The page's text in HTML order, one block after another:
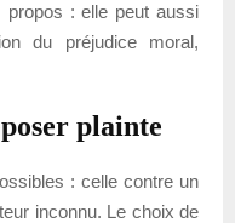
propos : elle peut aussi
du préjudice moral,
plainte
: celle contre un
inconnu. Le choix de